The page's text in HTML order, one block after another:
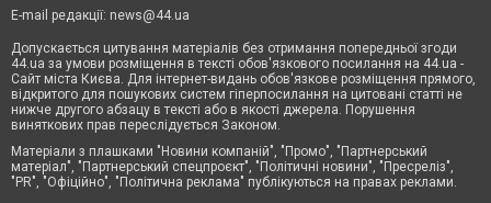
E-mail редакції: news@44.ua
Допускається цитування матеріалів без отримання попередньої згоди
44.ua за умови розміщення в тексті обов'язкового посилання на 44.ua -
Сайт міста Києва. Для інтернет-видань обов'язкове розміщення прямого,
відкритого для пошукових систем гіперпосилання на цитовані статті не
нижче другого абзацу в тексті або в якості джерела. Порушення
виняткових прав переслідується Законом.
Матеріали з плашками "Новини компаній", "Промо", "Партнерський
матеріал", "Партнерський спецпроєкт", "Політичні новини", "Пресреліз",
"PR", "Офіційно", "Політична реклама" публікуються на правах реклами.